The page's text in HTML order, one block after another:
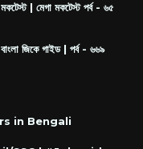
| মেগা মকটেস্ট পর্ব - ৬৫
জিকে গাইড | পর্ব - ৬৬৯
in Bengali